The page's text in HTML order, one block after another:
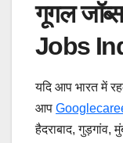
गूगल
Jobs
यदि आप भारत में
आप
हैदराबाद, गुड़गांव,